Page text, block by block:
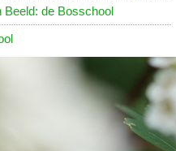
Beeld: de Bosschool